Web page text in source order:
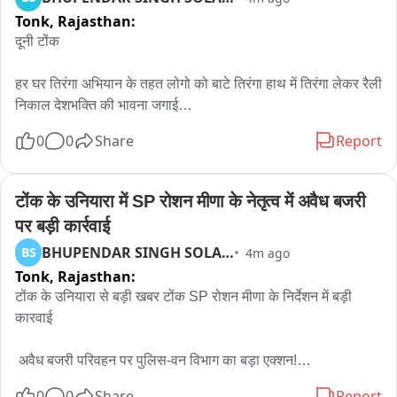
Tonk, Rajasthan:
दूनी टोंक
हर घर तिरंगा अभियान के तहत लोगो को बाटे तिरंगा हाथ में तिरंगा लेकर रैली
निकाल देशभक्ति की भावना जगाई
नगर पालिका दूनी द्वारा स्वतंत्रता दिवस सप्ताह के पावन अवसर पर आमजन
करने के उद्देश्य से हर घर तिरंगा अभियान का भव्य आयोजन किया इस अवसर
पर अधिशासी अधिकारी अमर चन्द गुर्जर के नेतृत्व में नगर पालिका कार्यालय
से एक तिरंगा रैली निकाली गई इस रैली में नगर पालिका कर्मचारी महावीर
जांगिड़, रामराज बलाई, नन्द लाल भील, राजाराम गुर्जर, भंवर लाल सैनी
सहित ग्रामवासी रहे मौजूद।
0 0 Share Report
टोंक के उनियारा में SP रोशन मीणा के नेतृत्व में अवैध बजरी
पर बड़ी कार्रवाई
BS BHUPENDAR SINGH SOLANKI 4m ago
Tonk, Rajasthan:
टोंक के उनियारा से बड़ी खबर टोंक SP रोशन मीणा के निर्देशन में बड़ी
कारवाई
अवैध बजरी परिवहन पर पुलिस-वन विभाग का बड़ा एक्शन!